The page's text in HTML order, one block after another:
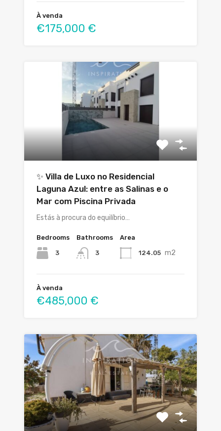
À venda
€175,000 €
✨ Villa de Luxo no Residencial
Laguna Azul: entre as Salinas e o
Mar com Piscina Privada
Estás à procura do equilíbrio…
Bedrooms
3
Bathrooms
3
Area
124.05 m2
À venda
€485,000 €